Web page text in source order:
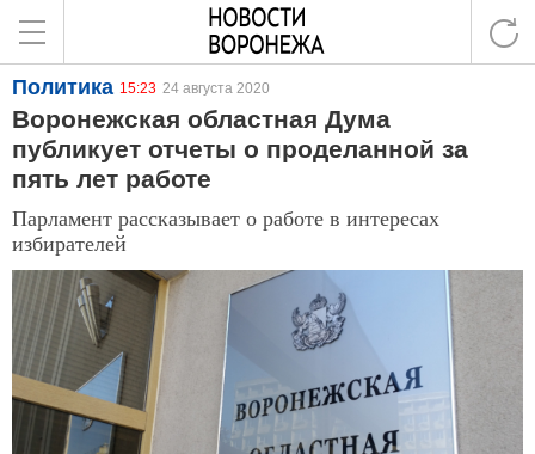
Политика 15:23 24 августа 2020
Воронежская областная Дума
публикует отчеты о проделанной за
пять лет работе
Парламент рассказывает о работе в интересах
избирателей